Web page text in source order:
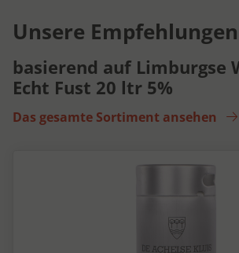
Unsere Empfehlungen
basierend auf Limburgse
Echt Fust 20 ltr 5%
Das gesamte Sortiment ansehen